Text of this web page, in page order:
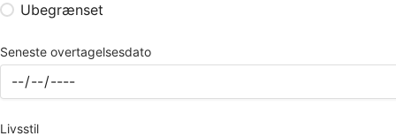
Ubegrænset
Seneste overtagelsesdato
Livsstil